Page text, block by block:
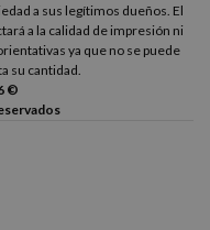
a sus legítimos dueños. El
a la calidad de impresión ni
ya que no se puede
su cantidad.
©